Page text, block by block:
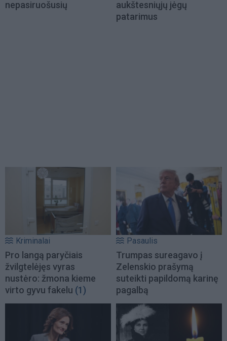
nepasiruošusių
aukštesniųjų jėgų
patarimus
Kriminalai
Pro langą paryčiais
žvilgtelėjęs vyras
nustėro: žmona kieme
virto gyvu fakelu (1)
Pasaulis
Trumpas sureagavo į
Zelenskio prašymą
suteikti papildomą karinę
pagalbą